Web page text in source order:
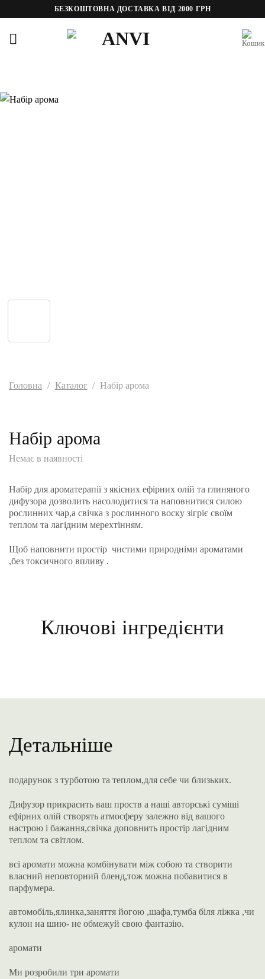
БЕЗКОШТОВНА ДОСТАВКА ВІД 2000 ГРН
Головна / Каталог / Набір арома
Набір арома
Немає в наявності
Набір для ароматерапії з якісних ефірних олій та глиняного
дифузора дозволить насолодитися та наповнитися силою
рослинних чар,а свічка з рослинного воску зігріє своїм
теплом та лагідним мерехтінням.
Щоб наповнити простір чистими природніми ароматами
,без токсичного впливу .
Ключові інгредієнти
Детальніше
подарунок з турботою та теплом,для себе чи близьких.
Дифузор прикрасить ваш проств а наші авторські суміші
ефірних олій створять атмосферу залежно від вашого
настрою і бажання,свічка доповнить простір лагідним
теплом та світлом.
всі аромати можна комбінувати між собою та створити
власний неповторний бленд,тож можна побавитися в
парфумера.
автомобіль,ялинка,заняття йогою ,шафа,тумба біля ліжка ,чи
кулон на шию- не обмежуй свою фантазію.
аромати
Ми розробили три аромати